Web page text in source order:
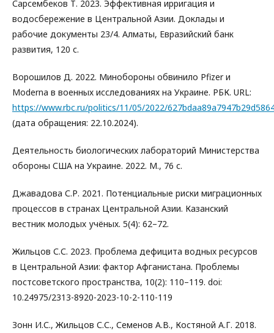
Сарсембеков Т. 2023. Эффективная ирригация и
водосбережение в Центральной Азии. Доклады и
рабочие документы 23/4. Алматы, Евразийский банк
развития, 120 с.
Ворошилов Д. 2022. Минобороны обвинило Pfizer и
Moderna в военных исследованиях на Украине. РБК. URL:
https://www.rbc.ru/politics/11/05/2022/
(дата обращения: 22.10.2024).
Деятельность биологических лабораторий Министерства
обороны США на Украине. 2022. М., 76 с.
Джавадова С.Р. 2021. Потенциальные риски миграционных
процессов в странах Центральной Азии. Казанский
вестник молодых учёных. 5(4): 62–72.
Жильцов С.С. 2023. Проблема дефицита водных ресурсов
в Центральной Азии: фактор Афганистана. Проблемы
постсоветского пространства, 10(2): 110–119. doi:
10.24975/2313-8920-2023-10-2-110-119
Зонн И.С., Жильцов С.С., Семенов А.В., Костяной А.Г. 2018.